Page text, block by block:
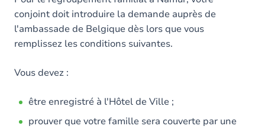
conjoint doit introduire la demande auprès de
l'ambassade de Belgique dès lors que vous
remplissez les conditions suivantes.
Vous devez :
être enregistré à l'Hôtel de Ville ;
prouver que votre famille sera couverte par une